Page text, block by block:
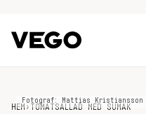
HEM › TOMATSALLAD MED SUMAK
Fotograf: Mattias Kristiansson